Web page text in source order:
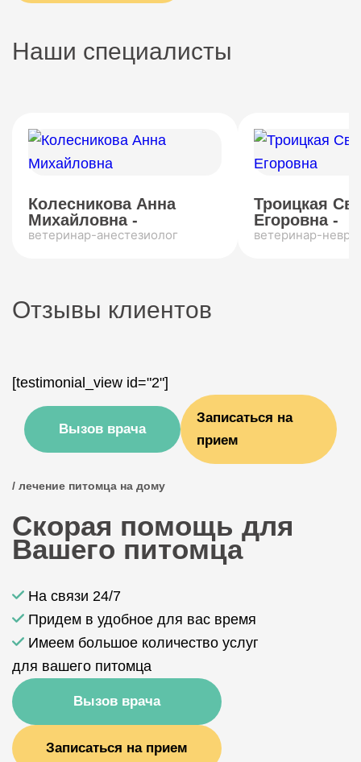
Наши специалисты
Колесникова Анна
Михайловна -
ветеринар-анестезиолог
Троицкая
Егоровна -
ветеринар-
Отзывы клиентов
[testimonial_view id="2"]
Вызов врача
Записаться на
прием
/ лечение питомца на дому
Скорая помощь для
Вашего питомца
На связи 24/7
Придем в удобное для вас время
Имеем большое количество услуг
для вашего питомца
Вызов врача
Записаться на прием